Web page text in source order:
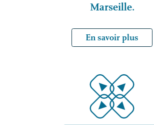
Marseille.
En savoir plus